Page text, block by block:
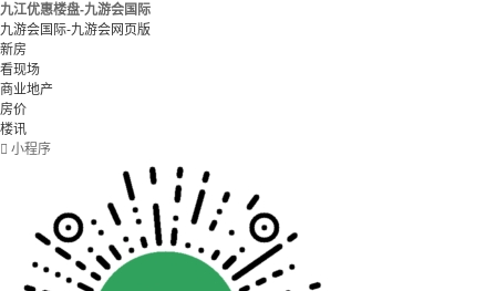
九江优惠楼盘-九游会国际
九游会国际-九游会网页版
新房
看现场
商业地产
房价
楼讯
 小程序